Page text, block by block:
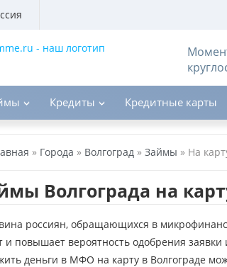
Кредиты Кредитные карты
» Города » Волгоград » Займы » На
Волгограда на
россиян, обращающихся в
и повышает вероятность одобрения
деньги в МФО на карту в Волгограде